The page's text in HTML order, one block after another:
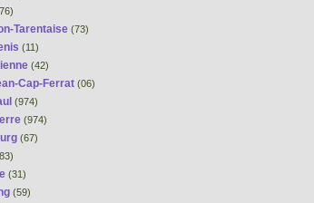
Tarentaise (73)
(11)
(42)
Cap-Ferrat (06)
(974)
(974)
(67)
(31)
(59)